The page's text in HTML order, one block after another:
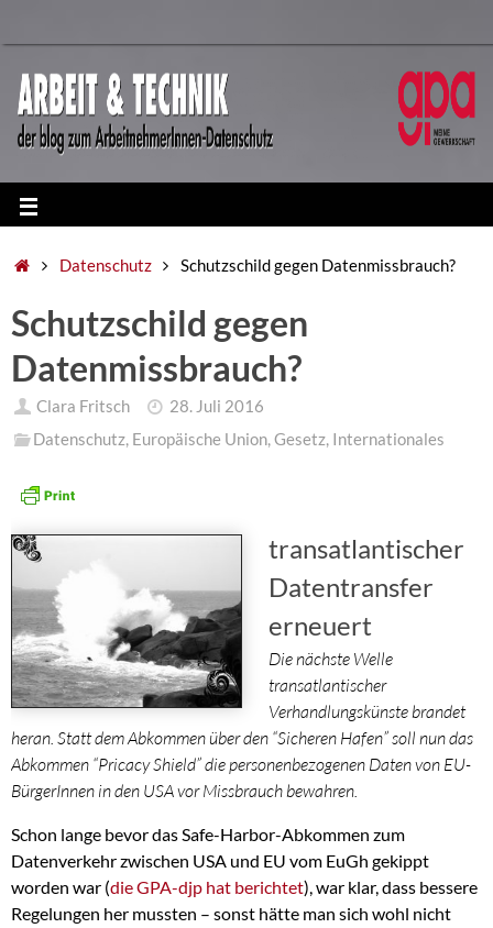
Datenschutz Schutzschild gegen Datenmissbrauch?
Schutzschild gegen
Datenmissbrauch?
Clara Fritsch
28. Juli 2016
Datenschutz, Europäische Union,Gesetz, Internationales
transatlantischer
Datentransfer
erneuert
Die nächste Welle
transatlantischer
Verhandlungskünste brandet
heran. Statt dem Abkommen über den “Sicheren Hafen” soll nun das
Abkommen “Pricacy Shield” die personenbezogenen Daten von EU-
BürgerInnen in den USA vor Missbrauch bewahren.
Schon lange bevor das Safe-Harbor-Abkommen zum
Datenverkehr zwischen USA und EU vom EuGh gekippt
worden war (die GPA-djp hat berichtet), war klar, dass bessere
Regelungen her mussten – sonst hätte man sich wohl nicht